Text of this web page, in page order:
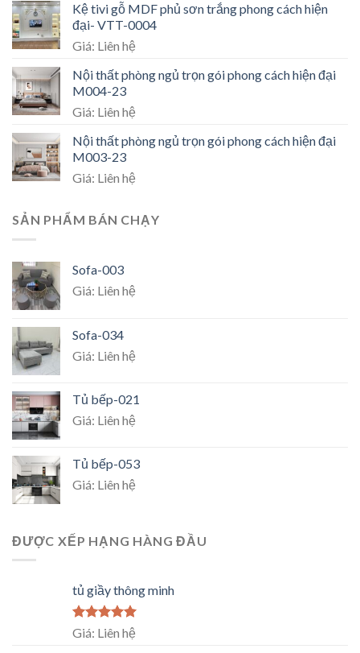
Kệ tivi gỗ MDF phủ sơn trắng phong cách hiện
đại- VTT-0004
Giá: Liên hệ
Nội thất phòng ngủ trọn gói phong cách hiện đại
M004-23
Giá: Liên hệ
Nội thất phòng ngủ trọn gói phong cách hiện đại
M003-23
Giá: Liên hệ
SẢN PHẨM BÁN CHẠY
Sofa-003
Giá: Liên hệ
Sofa-034
Giá: Liên hệ
Tủ bếp-021
Giá: Liên hệ
Tủ bếp-053
Giá: Liên hệ
ĐƯỢC XẾP HẠNG HÀNG ĐẦU
tủ giầy thông minh
Rated5.00
Giá: Liên hệ